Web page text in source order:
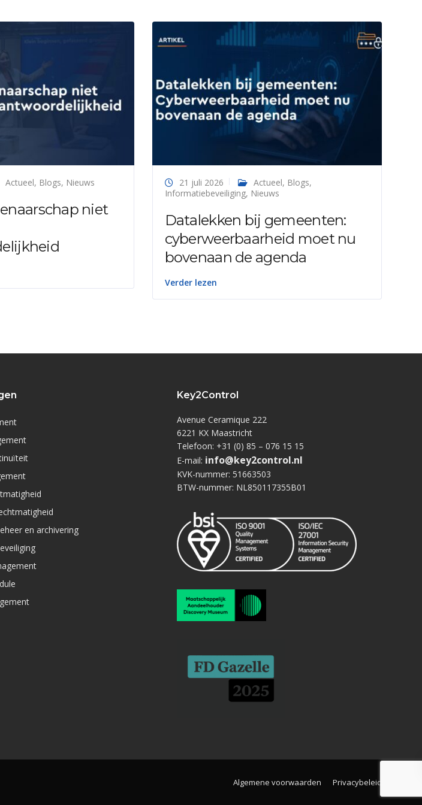
Actueel, Blogs, Nieuws
niet
21 juli 2026 Actueel, Blogs,
Informatiebeveiliging, Nieuws
Datalekken bij gemeenten:
cyberweerbaarheid moet nu
bovenaan de agenda
Verder lezen
en archivering
Key2Control
Avenue Ceramique 222
6221 KX Maastricht
Telefoon: +31 (0) 85 – 076 15 15
E-mail: info@key2control.nl
KVK-nummer: 51663503
BTW-nummer: NL850117355B01
Algemene voorwaarden Privacybeleid